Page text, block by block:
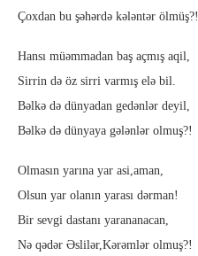
Çoxdan bu şəhərdə kələntər ölmüş?!
Hansı müəmmadan baş açmış aqil,
Sirrin də öz sirri varmış elə bil.
Bəlkə də dünyadan gedənlər deyil,
Bəlkə də dünyaya gələnlər olmuş?!
Olmasın yarına yar asi,aman,
Olsun yar olanın yarası dərman!
Bir sevgi dastanı yarananacan,
Nə qədər Əslilər,Kərəmlər olmuş?!